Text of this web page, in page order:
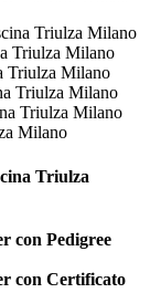
Triulza Milano
Triulza Milano
Triulza Milano
Triulza Milano
Triulza Milano
Milano
Triulza
con Pedigree
con Certificato